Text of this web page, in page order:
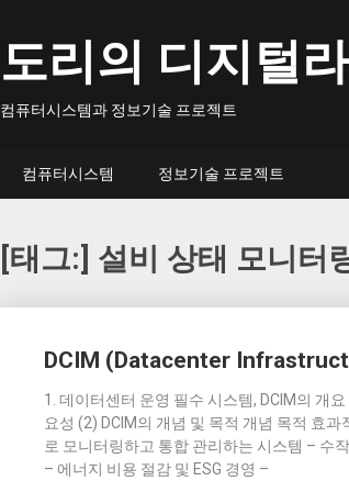
도리의 디지털
컴퓨터시스템과 정보기술 프로젝트
컴퓨터시스템 정보기술 프로젝트
[태그:] 설비 상태 모니터
DCIM (Datacenter
1. 데이터센터 운영 필수 시스템, DCIM의 개
요성 (2) DCIM의 개념 및 목적 개념 목적 효
로 모니터링하고 통합 관리하는 시스템 – 수
– 에너지 비용 절감 및 ESG 경영 –
navigation